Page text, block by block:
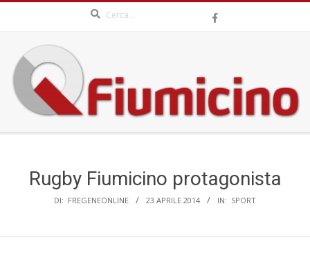
content
QFIUMICINO.COM
Rugby Fiumicino protagonista
DI: FREGENEONLINE 23 APRILE 2014 IN: SPORT